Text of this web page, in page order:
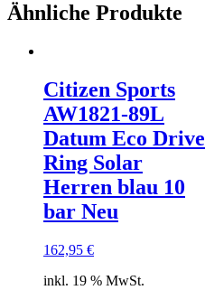
Ähnliche Produkte
Citizen Sports
AW1821-89L
Datum Eco Drive
Ring Solar
Herren blau 10
bar Neu
162,95 €
inkl. 19 % MwSt.